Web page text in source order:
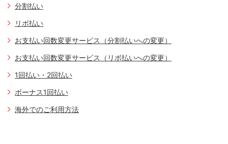
分割払い
リボ払い
お支払い回数変更サービス（分割払いへの変更）
お支払い回数変更サービス（リボ払いへの変更）
1回払い・2回払い
ボーナス1回払い
海外でのご利用方法